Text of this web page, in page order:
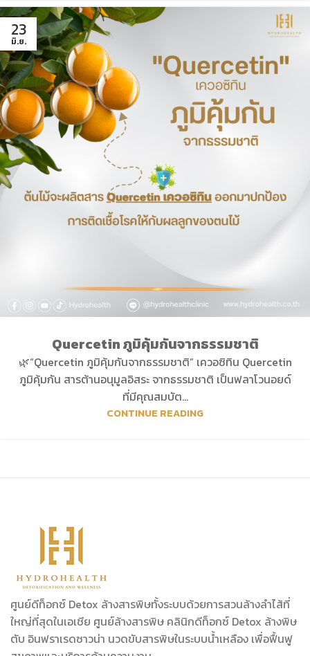
23
มิ.ย.
Quercetin ภูมิคุ้มกันจากธรรมชาติ
🌿“Quercetin ภูมิคุ้มกันจากธรรมชาติ” เควอซิทิน Quercetin
ภูมิคุ้มกัน สารต้านอนุมูลอิสระ จากธรรมชาติ เป็นฟลาโวนอยด์
ที่มีคุณสมบัต...
CONTINUE READING
ศูนย์ดีท็อกซ์ Detox ล้างสารพิษทั้งระบบด้วยการสวนล้างลำไส้ที่
ใหญ่ที่สุดในเอเชีย ศูนย์ล้างสารพิษ คลินิกดีท็อกซ์ Detox ล้างพิษ
ตับ อินฟราเรดซาวน่า นวดขับสารพิษในระบบน้ำเหลือง เพื่อฟื้นฟู